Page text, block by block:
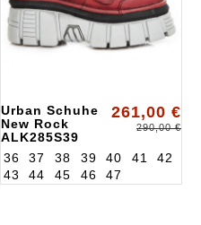
Urban Schuhe
New Rock
ALK285S39
261,00 €
290,00 €
36 37 38 39 40 41
42
43
44 45 46 47